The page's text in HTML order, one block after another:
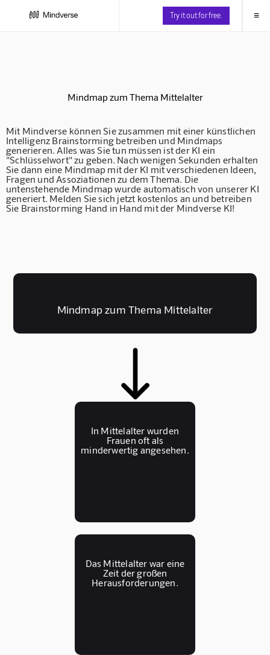
Try it out for free. ≡
Mindmap zum Thema Mittelalter
Mit Mindverse können Sie zusammen mit einer künstlichen
Intelligenz Brainstorming betreiben und Mindmaps
generieren. Alles was Sie tun müssen ist der KI ein
"Schlüsselwort" zu geben. Nach wenigen Sekunden erhalten
Sie dann eine Mindmap mit der KI mit verschiedenen Ideen,
Fragen und Assoziationen zu dem Thema. Die
untenstehende Mindmap wurde automatisch von unserer KI
generiert. Melden Sie sich jetzt kostenlos an und betreiben
Sie Brainstorming Hand in Hand mit der Mindverse KI!
Mindmap zum Thema Mittelalter
In Mittelalter wurden
Frauen oft als
minderwertig angesehen.
Das Mittelalter war eine
Zeit der großen
Herausforderungen.